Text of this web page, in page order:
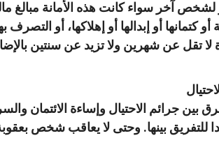
آخر سواء كانت هذه الأمانة مبالغ
أو كتمانها أو إبدالها أو إهلاكها، أو
تقل عن شهرين ولا تزيد عن سنتين
بين جرائم الاحتيال وإساءة الائتمان
للتفريق بينها. وحتى لا يعاقب شخص